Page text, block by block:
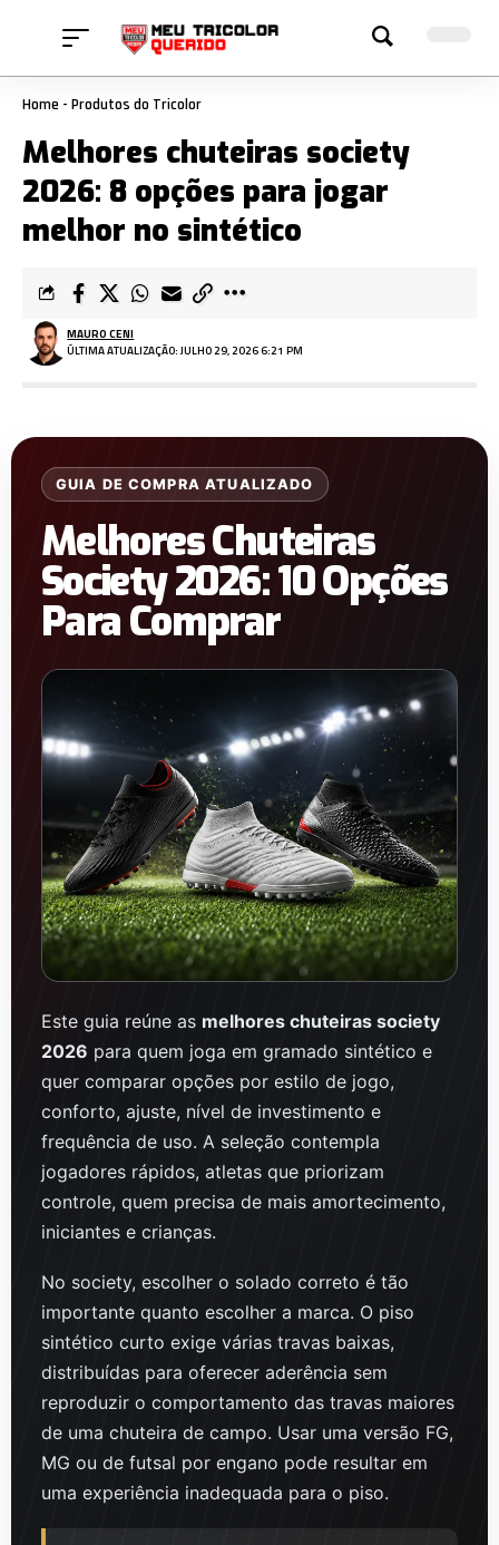
Home - Produtos do Tricolor
Melhores chuteiras society
2026: 8 opções para jogar
melhor no sintético
ÚLTIMA ATUALIZAÇÃO: JULHO 29, 2026 6:21 PM
MAURO CENI
GUIA DE COMPRA ATUALIZADO
Melhores Chuteiras
Society 2026: 10 Opções
Para Comprar
Este guia reúne as melhores chuteiras society
2026 para quem joga em gramado sintético e
quer comparar opções por estilo de jogo,
conforto, ajuste, nível de investimento e
frequência de uso. A seleção contempla
jogadores rápidos, atletas que priorizam
controle, quem precisa de mais amortecimento,
iniciantes e crianças.
No society, escolher o solado correto é tão
importante quanto escolher a marca. O piso
sintético curto exige várias travas baixas,
distribuídas para oferecer aderência sem
reproduzir o comportamento das travas maiores
de uma chuteira de campo. Usar uma versão FG,
MG ou de futsal por engano pode resultar em
uma experiência inadequada para o piso.